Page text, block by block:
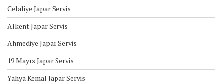
Celaliye Japar Servis
Alkent Japar Servis
Ahmediye Japar Servis
19 Mayıs Japar Servis
Yahya Kemal Japar Servis